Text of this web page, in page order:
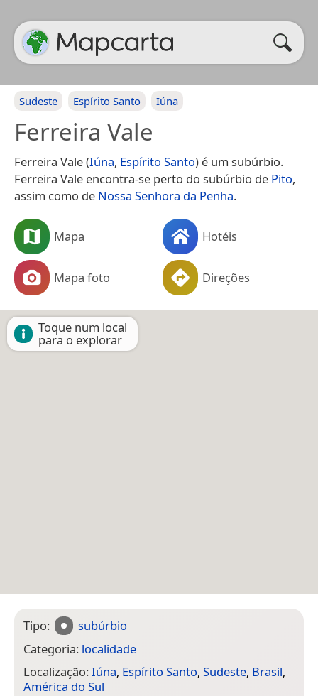
Sudeste Espírito Santo Iúna
Ferreira Vale
Ferreira Vale (Iúna, Espírito Santo) é um subúrbio.
Ferreira Vale encontra-se perto do subúrbio de Pito,
assim como de Nossa Senhora da Penha.
Mapa Hotéis
Mapa foto Direções
Toque num local
para o explorar
Tipo:
subúrbio
Categoria: localidade
Localização:Iúna, Espírito Santo, Sudeste, Brasil,
América do Sul